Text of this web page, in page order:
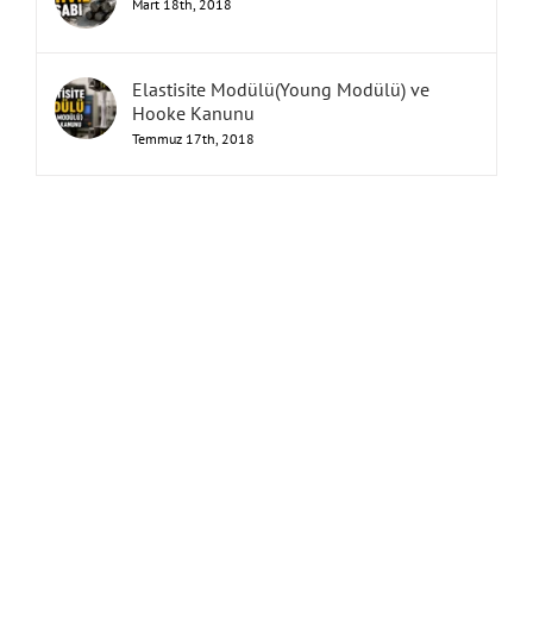
Mart 18th, 2018
Elastisite Modülü(Young Modülü) ve
Hooke Kanunu
Temmuz 17th, 2018